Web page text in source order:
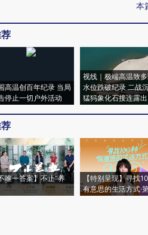
本
高温创百年纪录 当局
停止一切户外活动
视线｜极端高温致
水位跌破纪录 二战
猛犸象化石接连露出
唯一答案】不止“养
【特别呈现】寻找
有意思的生活方式·